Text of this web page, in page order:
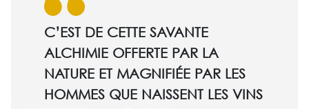
C’EST DE CETTE SAVANTE
ALCHIMIE OFFERTE PAR LA
NATURE ET MAGNIFIÉE PAR LES
HOMMES QUE NAISSENT LES VINS